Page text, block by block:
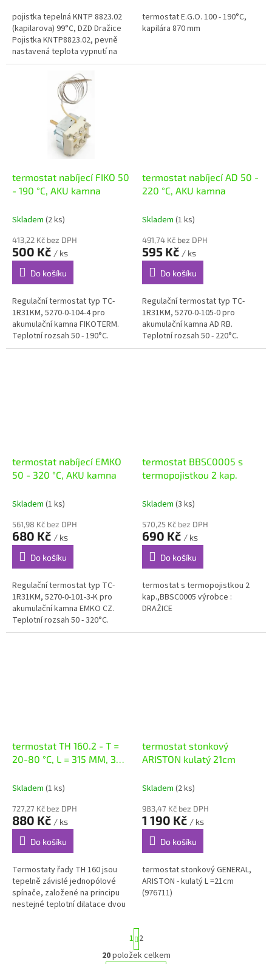
pojistka tepelná KNTP 8823.02
(kapilarova) 99°C, DZD Dražice
Pojistka KNTP8823.02, pevně
nastavená teplota vypnutí na
+99°C
termostat E.G.O. 100 - 190°C,
kapilára 870 mm
termostat nabíjecí FIKO 50
- 190 °C, AKU kamna
Skladem (2 ks)
413,22 Kč bez DPH
500 Kč / ks
Do košíku
Regulační termostat typ TC-
1R31KM, 5270-0-104-4 pro
akumulační kamna FIKOTERM.
Teplotní rozsah 50 - 190°C.
termostat nabíjecí AD 50 -
220 °C, AKU kamna
Skladem (1 ks)
491,74 Kč bez DPH
595 Kč / ks
Do košíku
Regulační termostat typ TC-
1R31KM, 5270-0-105-0 pro
akumulační kamna AD RB.
Teplotní rozsah 50 - 220°C.
termostat nabíjecí EMKO
50 - 320 °C, AKU kamna
Skladem (1 ks)
561,98 Kč bez DPH
680 Kč / ks
Do košíku
Regulační termostat typ TC-
1R31KM, 5270-0-101-3-K pro
akumulační kamna EMKO CZ.
Teplotní rozsah 50 - 320°C.
termostat BBSC0005 s
termopojistkou 2 kap.
Skladem (3 ks)
570,25 Kč bez DPH
690 Kč / ks
Do košíku
termostat s termopojistkou 2
kap.,BBSC0005 výrobce :
DRAŽICE
termostat TH 160.2 - T =
20-80 °C, L = 315 MM, 3
Skladem (1 ks)
727,27 Kč bez DPH
880 Kč / ks
Do košíku
Termostaty řady TH 160 jsou
tepelně závislé jednopólové
spínače, založené na principu
nestejné teplotní dila­tace dvou
termostat stonkový
ARISTON kulatý 21cm
Skladem (2 ks)
983,47 Kč bez DPH
1 190 Kč / ks
Do košíku
termostat stonkový GENERAL,
ARISTON - kulatý L =21cm
(976711)
O
S
t
r
1 2
20položek celkem